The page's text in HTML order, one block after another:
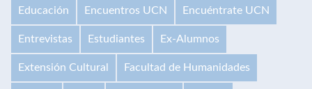
Educación Encuentros UCN Encuéntrate UCN
Entrevistas Estudiantes Ex-Alumnos
Extensión Cultural Facultad de Humanidades